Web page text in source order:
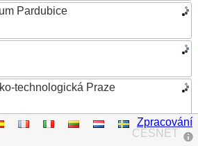
Pardubice
technologická Praze
v Praze
CESNET
Zpracování